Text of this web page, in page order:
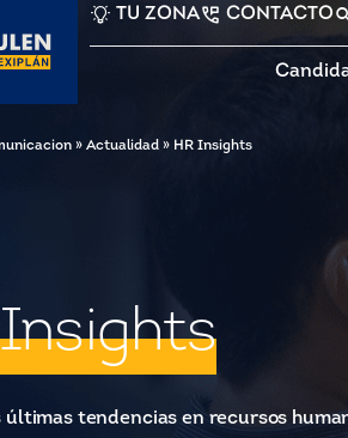
TU ZONA CONTACTO
» Actualidad » HR Insights
últimas tendencias en recursos